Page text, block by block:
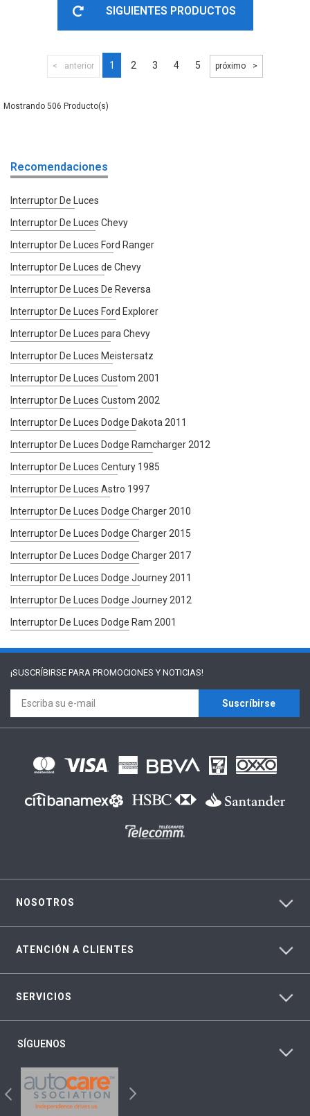
SIGUIENTES PRODUCTOS
anterior 1 2 3 4 5 próximo
506
Recomendaciones
Interruptor De Luces
Interruptor De Luces Chevy
Interruptor De Luces Ford Ranger
Interruptor De Luces de Chevy
Interruptor De Luces De Reversa
Interruptor De Luces Ford Explorer
Interruptor De Luces para Chevy
Interruptor De Luces Meistersatz
Interruptor De Luces Custom 2001
Interruptor De Luces Custom 2002
Interruptor De Luces Dodge Dakota 2011
Interruptor De Luces Dodge Ramcharger 2012
Interruptor De Luces Century 1985
Interruptor De Luces Astro 1997
Interruptor De Luces Dodge Charger 2010
Interruptor De Luces Dodge Charger 2015
Interruptor De Luces Dodge Charger 2017
Interruptor De Luces Dodge Journey 2011
Interruptor De Luces Dodge Journey 2012
Interruptor De Luces Dodge Ram 2001
¡SUSCRÍBIRSE PARA PROMOCIONES Y NOTICIAS!
Suscríbirse
NOSOTROS
ATENCIÓN A CLIENTES
SERVICIOS
SÍGUENOS